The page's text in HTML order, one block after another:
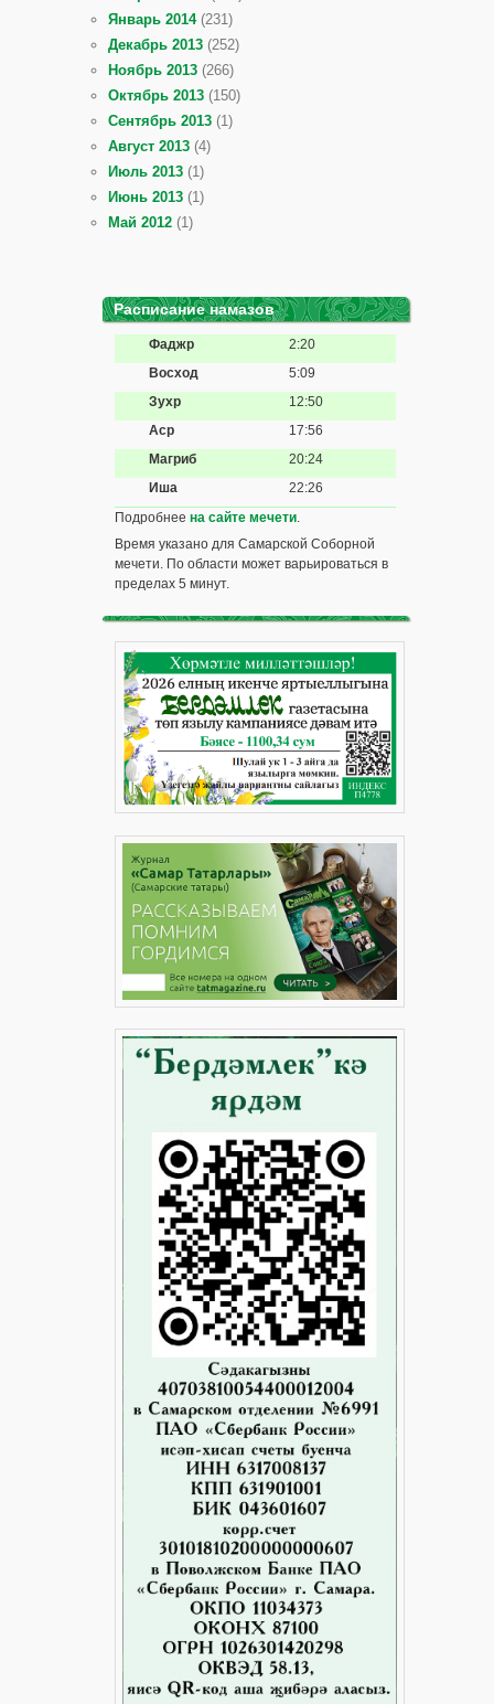
Январь 2014(231)
Декабрь 2013 (252)
Ноябрь 2013 (266)
Октябрь 2013 (150)
Сентябрь 2013 (1)
Август 2013 (4)
Июль 2013 (1)
Июнь 2013 (1)
Май 2012 (1)
Расписание намазов
Фаджр
2:20
Восход
5:09
Зухр
12:50
Аср
17:56
Магриб
20:24
Иша
22:26
Подробнее на сайте мечети.
Время указано для Самарской Соборной
мечети. По области может варьироваться в
пределах 5 минут.